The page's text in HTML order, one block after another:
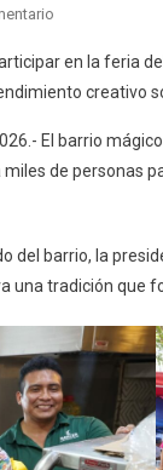
Tradición
De
Cocina
Yucateca
Cada
Mesa
Cecilia
Patrón
en la feria
creativo
El barrio
de personas
del barrio, la
una tradición que